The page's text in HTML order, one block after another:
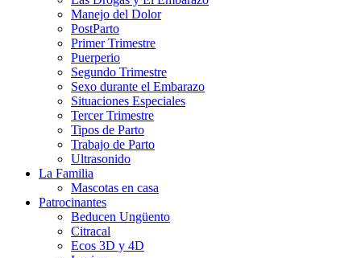
Manejo del Dolor
PostParto
Primer Trimestre
Puerperio
Segundo Trimestre
Sexo durante el Embarazo
Situaciones Especiales
Tercer Trimestre
Tipos de Parto
Trabajo de Parto
Ultrasonido
La Familia
Mascotas en casa
Patrocinantes
Beducen Ungüento
Citracal
Ecos 3D y 4D